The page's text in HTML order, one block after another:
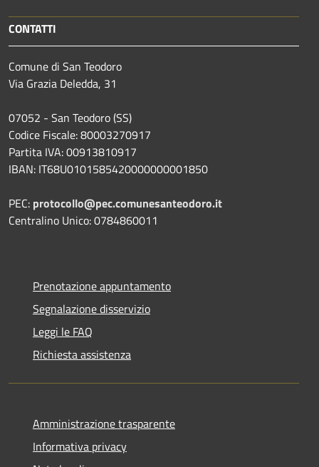
CONTATTI
Comune di San Teodoro
Via Grazia Deledda, 31
07052 - San Teodoro (SS)
Codice Fiscale: 80003270917
Partita IVA: 00913810917
IBAN: IT68U0101585420000000001850
PEC: protocollo@pec.comunesanteodoro.it
Centralino Unico: 0784860011
Prenotazione appuntamento
Segnalazione disservizio
Leggi le FAQ
Richiesta assistenza
Amministrazione trasparente
Informativa privacy